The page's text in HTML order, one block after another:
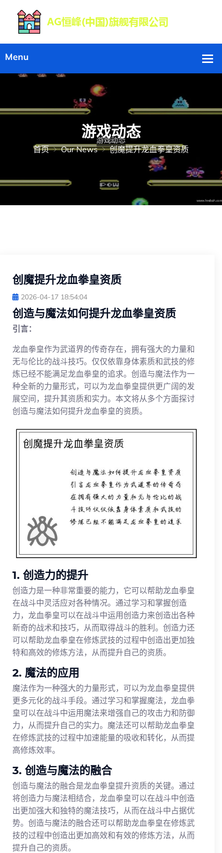
游戏动态
首页 Our News 创魔提升龙血拳皇资质
创魔提升龙血拳皇资质
2026-04-17 18:54:04
创造与魔法如何提升龙血拳皇资质
引言：
龙血拳皇作为武道界的传奇存在，拥有强大的力量和
无与伦比的战斗技巧。仅仅依靠身体素质和武技的修
炼已经不能满足龙血拳皇的追求。创造与魔法作为一
种全新的力量形式，可以为龙血拳皇提供更广阔的发
展空间，提升其资质和实力。本文将从多个方面探讨
创造与魔法如何提升龙血拳皇的资质。
1. 创造力的提升
创造力是一种非常重要的能力，它可以帮助龙血拳皇
在战斗中灵活应对各种情况。通过学习和掌握创造
力，龙血拳皇可以在战斗中运用创造力来创造出各种
新奇的战术和技巧，从而取得战斗的胜利。创造力还
可以帮助龙血拳皇在修炼武技的过程中创造出更加独
特和高效的修炼方法，从而提升自己的资质。
2. 魔法的应用
魔法作为一种强大的力量形式，可以为龙血拳皇提供
更多元化的战斗手段。通过学习和掌握魔法，龙血拳
皇可以在战斗中运用魔法来增强自己的攻击力和防御
力，从而提升自己的实力。魔法还可以帮助龙血拳皇
在修炼武技的过程中加速能量的吸收和转化，从而提
高修炼效率。
3. 创造与魔法的融合
创造与魔法的融合是龙血拳皇提升资质的关键。通过
将创造力与魔法相结合，龙血拳皇可以在战斗中创造
出更加强大和独特的魔法技巧，从而在战斗中占据优
势。创造与魔法的融合还可以帮助龙血拳皇在修炼武
技的过程中创造出更加高效和有效的修炼方法，从而
提升自己的资质。